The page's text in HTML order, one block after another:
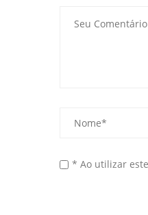
* Ao utilizar